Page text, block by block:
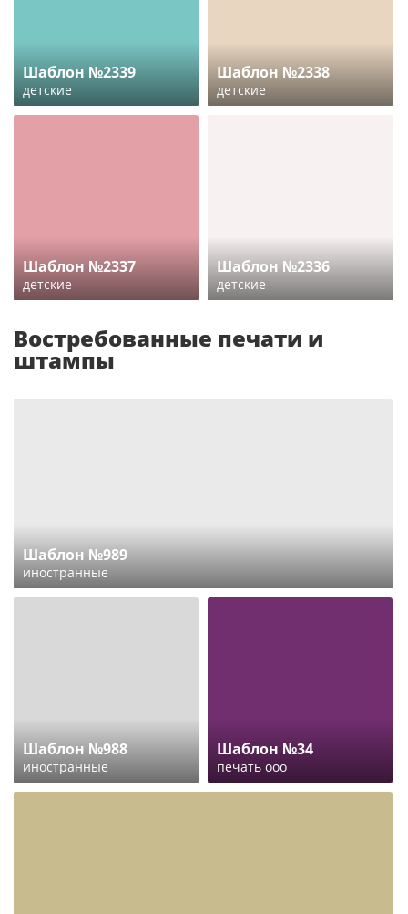
Шаблон №2339
детские
Шаблон №2338
детские
Шаблон №2337
детские
Шаблон №2336
детские
Востребованные печати и
штампы
Шаблон №989
иностранные
Шаблон №988
иностранные
Шаблон №34
печать ооо